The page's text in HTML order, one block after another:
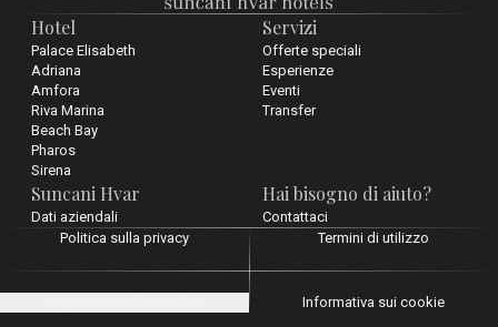
Hotel
Palace Elisabeth
Adriana
Amfora
Riva Marina
Beach Bay
Pharos
Sirena
Servizi
Offerte speciali
Esperienze
Eventi
Transfer
Suncani Hvar
Dati aziendali
Hai bisogno di aiuto?
Contattaci
Politica sulla privacy Termini di utilizzo
Informativa sui cookie